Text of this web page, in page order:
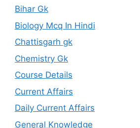
Bihar Gk
Biology Mcq In Hindi
Chattisgarh gk
Chemistry Gk
Course Details
Current Affairs
Daily Current Affairs
General Knowledge